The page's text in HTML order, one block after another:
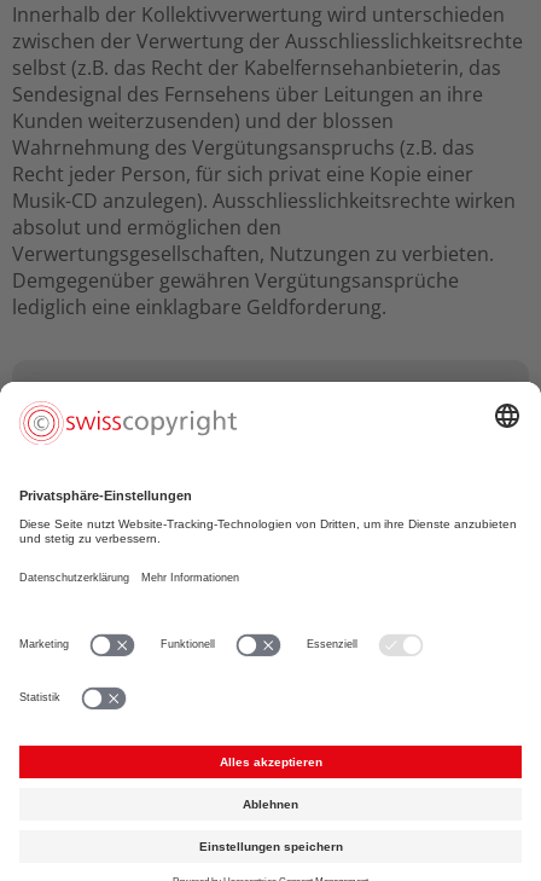
Innerhalb der Kollektivverwertung wird unterschieden
zwischen der Verwertung der Ausschliesslichkeitsrechte
selbst (z.B. das Recht der Kabelfernsehanbieterin, das
Sendesignal des Fernsehens über Leitungen an ihre
Kunden weiterzusenden) und der blossen
Wahrnehmung des Vergütungsanspruchs (z.B. das
Recht jeder Person, für sich privat eine Kopie einer
Musik-CD anzulegen). Ausschliesslichkeitsrechte wirken
absolut und ermöglichen den
Verwertungsgesellschaften, Nutzungen zu verbieten.
Demgegenüber gewähren Vergütungsansprüche
lediglich eine einklagbare Geldforderung.
Thomas Wiesel (Komiker)
«Die SSA ist für Urheberinnen und Urheber
schreiberische Kreativität umgekehrt proportional zu
Foto: © Najim Chaoui / JPR